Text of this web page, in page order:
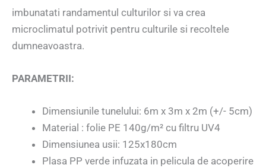
imbunatati randamentul culturilor si va crea
microclimatul potrivit pentru culturile si recoltele
dumneavoastra.
PARAMETRII:
Dimensiunile tunelului: 6m x 3m x 2m (+/- 5cm)
Material : folie PE 140g/m² cu filtru UV4
Dimensiunea usii: 125x180cm
Plasa PP verde infuzata in pelicula de acoperire